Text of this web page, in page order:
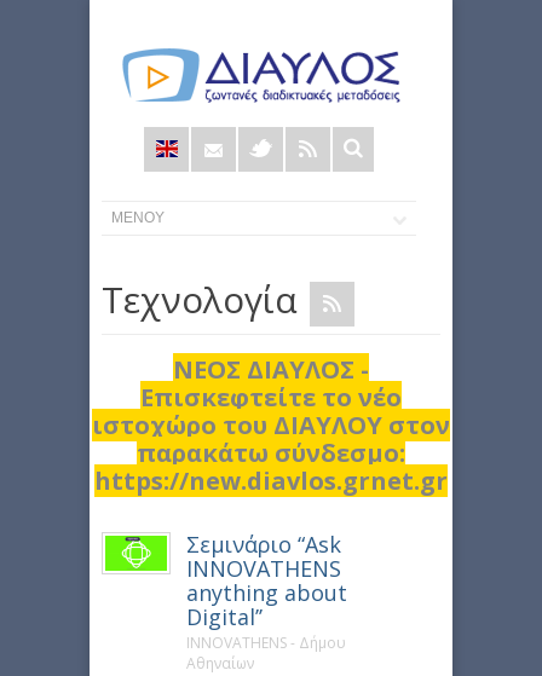
Φόρμα
αναζήτησης
Τεχνολογία
ΝΕΟΣ ΔΙΑΥΛΟΣ -
Επισκεφτείτε το νέο
ιστοχώρο του ΔΙΑΥΛΟΥ στον
παρακάτω σύνδεσμο:
https://new.diavlos.grnet.gr
Σεμινάριο “Ask
INNOVATHENS
anything about
Digital’’
INNOVATHENS - Δήμου
Αθηναίων